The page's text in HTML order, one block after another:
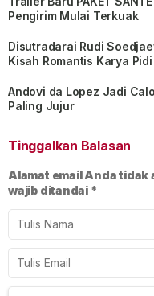
Pengirim Mulai Terkuak
Disutradarai Rudi
Kisah Romantis Karya
Andovi da Lopez Jadi
Paling Jujur
Tinggalkan Balasan
Alamat email Anda
wajib ditandai *